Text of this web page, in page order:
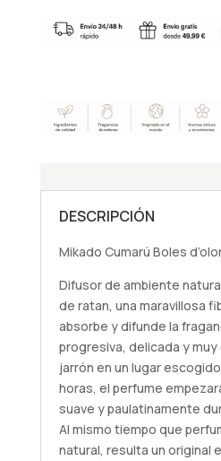
DESCRIPCIÓN
Mikado Cumarú Boles
Difusor de ambiente
de ratan, una maravillosa
absorbe y difunde la
progresiva, delicada y muy
jarrón en un lugar
horas, el perfume
suave y paulatinamente
Al mismo tiempo que
natural, resulta un original